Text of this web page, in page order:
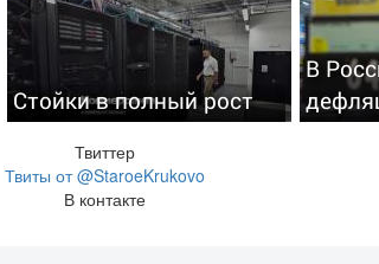
Стойки в полный рост
В
Твиттер
Твиты от @StaroeKrukovo
В контакте